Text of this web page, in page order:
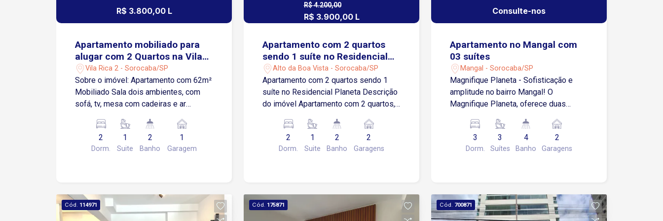
R$ 3.800,00 L
Apartamento mobiliado para
alugar com 2 Quartos na Vila
Rica II em Sorocaba/SP
Vila Rica 2 - Sorocaba/SP
Sobre o imóvel: Apartamento com 62m²
Mobiliado Sala dois ambientes, com
sofá, tv, mesa com cadeiras e ar
geladeira, cooktop, microondas e forno
Área de Serviço com armários e
máquina de lavar Banheiro Social com
Garagem coberta Localização A poucos
metros da Rodovia Raposo Tavares e
2
Dorm.
1
Suite
2
Banho
1
Garagem
R$ 4.200,00
R$ 3.900,00 L
Apartamento com 2 quartos
sendo 1 suíte no Residencial
Planeta
Alto da Boa Vista - Sorocaba/SP
Apartamento com 2 quartos sendo 1
suíte no Residencial Planeta Descrição
do imóvel Apartamento com 2 quartos,
Varanda gourmet Cozinha com armários
e cooktop, area de serviços integradas
Banheiro social 2 vagas de garagem
Sorocaba A 1 minuto da Avenida Três
de Março A 2 minutos da Avenida São
2
Dorm.
1
Suite
2
Banho
2
Garagens
Consulte-nos
Apartamento no Mangal com
03 suítes
Mangal - Sorocaba/SP
Magnifique Planeta - Sofisticação e
amplitude no bairro Mangal! O
Magnifique Planeta, oferece duas
amplos e de alto padrão no coração do
bairro Mangal. Um projeto pensado para
quem busca conforto, modernidade e
dormitórios, sendo até 3 suítes; Vagas
de garagem para 2 ou 3 veículos por
3
Dorm.
3
Suítes
4
Banho
2
Garagens
Cód. 114971 Cód. 175871 Cód. 700871